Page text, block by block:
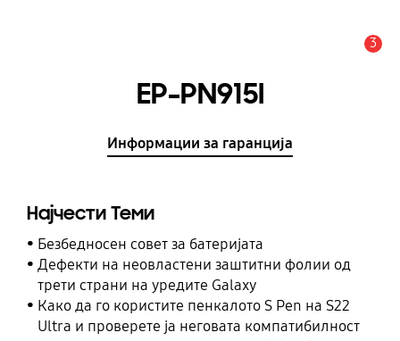
3
EP-PN915I
Информации за гаранција
Најчести Теми
Безбедносен совет за батеријата
Дефекти на неовластени заштитни фолии од
трети страни на уредите Galaxy
Како да го користите пенкалото S Pen на S22
Ultra и проверете ја неговата компатибилност